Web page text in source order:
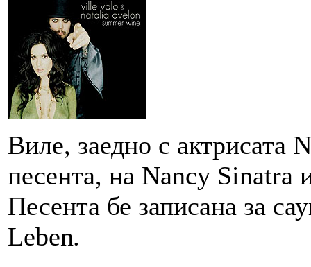
Виле, заедно с актрисата
песента, на Nancy Sinatra
Песента бе записана за
Leben.